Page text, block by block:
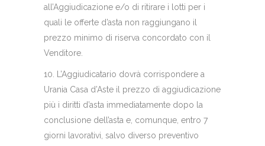
all’Aggiudicazione e/o di ritirare i lotti per i
quali le offerte d’asta non raggiungano il
prezzo minimo di riserva concordato con il
Venditore.
10. L’Aggiudicatario dovrà corrispondere a
Urania Casa d’Aste il prezzo di aggiudicazione
più i diritti d’asta immediatamente dopo la
conclusione dell’asta e, comunque, entro 7
giorni lavorativi, salvo diverso preventivo